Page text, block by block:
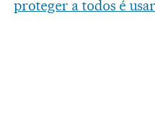
proteger a todos é